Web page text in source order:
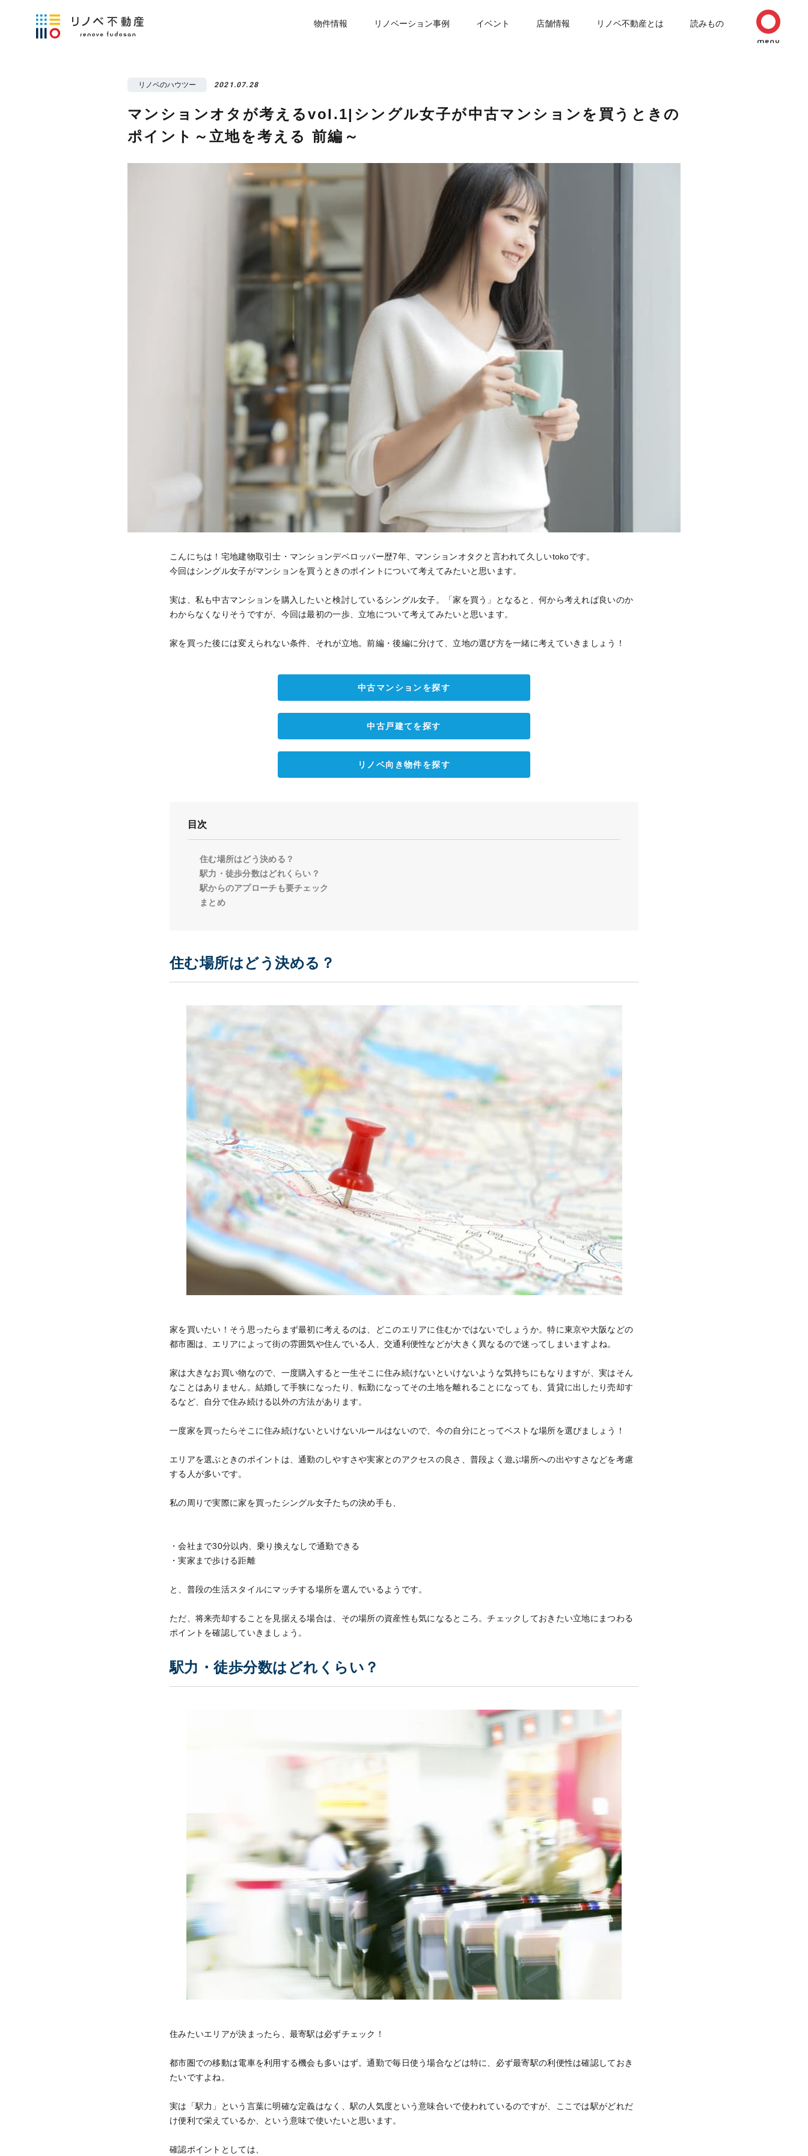
物件情報 リノベーション事例 イベント 店舗情報 リノベ不動産とは 読みもの
リノベのハウツー 2021.07.28
マンションオタが考えるvol.1|シングル女子が中古マンションを買うときの
ポイント～立地を考える 前編～
こんにちは！宅地建物取引士・マンションデベロッパー歴7年、マンションオタクと言われて久しいtokoです。
今回はシングル女子がマンションを買うときのポイントについて考えてみたいと思います。
実は、私も中古マンションを購入したいと検討しているシングル女子。「家を買う」となると、何から考えれば良いのか
わからなくなりそうですが、今回は最初の一歩、立地について考えてみたいと思います。
家を買った後には変えられない条件、それが立地。前編・後編に分けて、立地の選び方を一緒に考えていきましょう！
中古マンションを探す
中古戸建てを探す
リノベ向き物件を探す
目次
住む場所はどう決める？
駅力・徒歩分数はどれくらい？
駅からのアプローチも要チェック
まとめ
住む場所はどう決める？
家を買いたい！そう思ったらまず最初に考えるのは、どこのエリアに住むかではないでしょうか。特に東京や大阪などの
都市圏は、エリアによって街の雰囲気や住んでいる人、交通利便性などが大きく異なるので迷ってしまいますよね。
家は大きなお買い物なので、一度購入すると一生そこに住み続けないといけないような気持ちにもなりますが、実はそん
なことはありません。結婚して手狭になったり、転勤になってその土地を離れることになっても、賃貸に出したり売却す
るなど、自分で住み続ける以外の方法があります。
一度家を買ったらそこに住み続けないといけないルールはないので、今の自分にとってベストな場所を選びましょう！
エリアを選ぶときのポイントは、通勤のしやすさや実家とのアクセスの良さ、普段よく遊ぶ場所への出やすさなどを考慮
する人が多いです。
私の周りで実際に家を買ったシングル女子たちの決め手も、
・会社まで30分以内、乗り換えなしで通勤できる
・実家まで歩ける距離
と、普段の生活スタイルにマッチする場所を選んでいるようです。
ただ、将来売却することを見据える場合は、その場所の資産性も気になるところ。チェックしておきたい立地にまつわる
ポイントを確認していきましょう。
駅力・徒歩分数はどれくらい？
住みたいエリアが決まったら、最寄駅は必ずチェック！
都市圏での移動は電車を利用する機会も多いはず。通勤で毎日使う場合などは特に、必ず最寄駅の利便性は確認しておき
たいですよね。
実は「駅力」という言葉に明確な定義はなく、駅の人気度という意味合いで使われているのですが、ここでは駅がどれだ
け便利で栄えているか、という意味で使いたいと思います。
確認ポイントとしては、